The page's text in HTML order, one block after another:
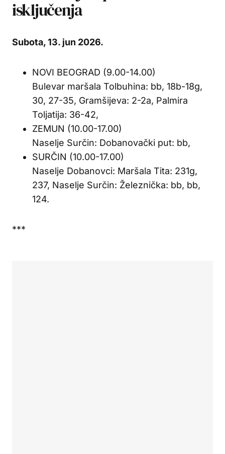
isključenja
Subota, 13. jun 2026.
NOVI BEOGRAD (9.00-14.00)
Bulevar maršala Tolbuhina: bb, 18b-18g,
30, 27-35, Gramšijeva: 2-2a, Palmira
Toljatija: 36-42,
ZEMUN (10.00-17.00)
Naselje Surčin: Dobanovački put: bb,
SURČIN (10.00-17.00)
Naselje Dobanovci: Maršala Tita: 231g,
237, Naselje Surčin: Železnička: bb, bb,
124.
***